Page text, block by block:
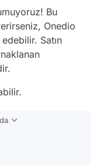
Bu
Onedio
Satın